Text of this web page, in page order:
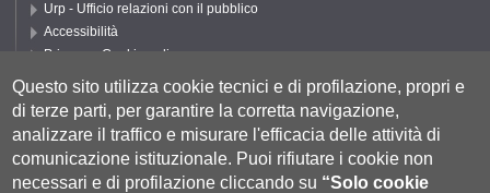
Urp - Ufficio relazioni con il pubblico
Accessibilità
Privacy e Cookie policy
Cookie settings
Segui UNISI
Questo sito utilizza cookie tecnici e di profilazione, propri e
di terze parti, per garantire la corretta navigazione,
analizzare il traffico e misurare l'efficacia delle attività di
comunicazione istituzionale. Puoi rifiutare i cookie non
necessari e di profilazione cliccando su “Solo cookie